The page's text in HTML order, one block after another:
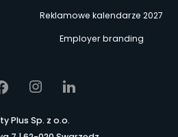
Reklamowe kalendarze 2027
Employer branding
Plus Sp. z o.o.